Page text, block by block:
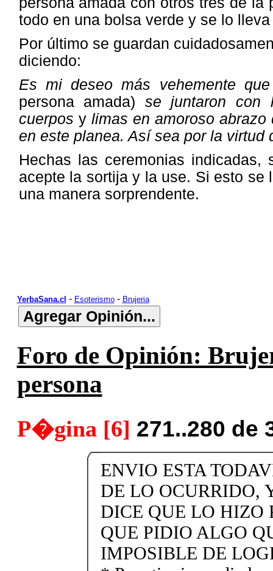
todo en una bolsa verde y se lo
Por último se guardan
diciendo:
Es mi deseo más vehemente
persona amada) se juntaron con
cuerpos y limas en amoroso
en este planea. Así sea por la virtud
Hechas las ceremonias
acepte la sortija y la use. Si esto se
una manera sorprendente.
YerbaSana.cl - Esoterismo- Brujeria
Foro de Opinión:
persona
P�gina [6] 271..280 de
ENVIO ESTA
DE LO OCURRIDO,
DICE QUE LO HIZO
QUE PIDIO ALGO
IMPOSIBLE DE